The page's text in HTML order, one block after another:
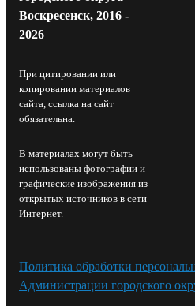
Воскресенск, 2016 -
2026
При цитировании или
копировании материалов
сайта, ссылка на сайт
обязательна.
В материалах могут быть
использованы фотографии и
графические изображения из
открытых источников в сети
Интернет.
Политика обработки
Администрации городского